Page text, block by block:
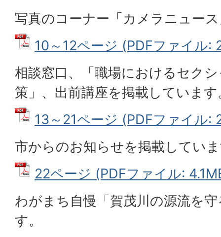
写真のコーナー「カメラニュー
10～12ページ (PDFファイル:
相談窓口、「職場におけるセク
策」、出前講座を掲載しています
13～21ページ (PDFファイル:
市からのお知らせを掲載してい
22ページ (PDFファイル:
わがまち自慢「賀茂川の源流を
す。